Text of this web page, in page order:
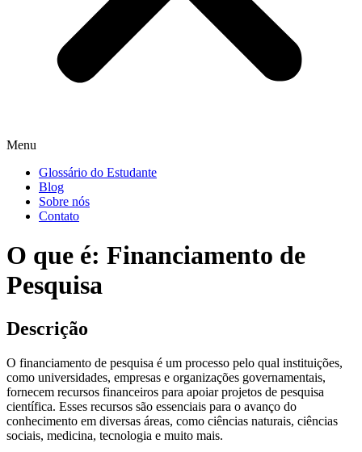
Menu
Glossário do Estudante
Blog
Sobre nós
Contato
O que é: Financiamento de
Pesquisa
Descrição
O financiamento de pesquisa é um processo pelo qual instituições,
como universidades, empresas e organizações governamentais,
fornecem recursos financeiros para apoiar projetos de pesquisa
científica. Esses recursos são essenciais para o avanço do
conhecimento em diversas áreas, como ciências naturais, ciências
sociais, medicina, tecnologia e muito mais.